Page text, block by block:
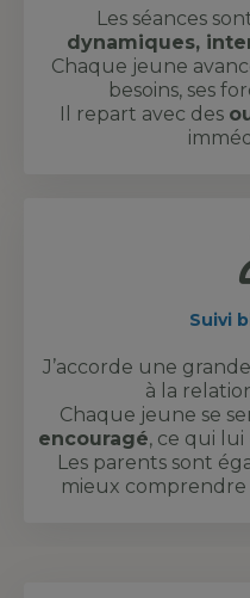
Les séances
dynamiques,
Chaque jeune
besoins, ses
Il repart avec des
Suivi
J’accorde une
à la
Chaque jeune se
encouragé, ce qui lui
Les parents sont
mieux